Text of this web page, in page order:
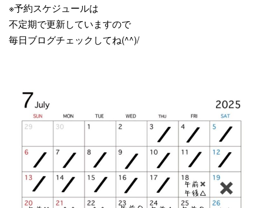
※予約スケジュールは
不定期で更新していますので
毎日ブログチェックしてね(^^)/